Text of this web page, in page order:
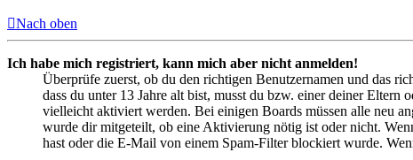
Nach oben
Ich habe mich registriert, kann mich aber nicht anmelden!
Überprüfe zuerst, ob du den richtigen Benutzernamen und das
dass du unter 13 Jahre alt bist, musst du bzw. einer deiner
vielleicht aktiviert werden. Bei einigen Boards müssen alle neu
wurde dir mitgeteilt, ob eine Aktivierung nötig ist oder nicht.
hast oder die E-Mail von einem Spam-Filter blockiert wurde.